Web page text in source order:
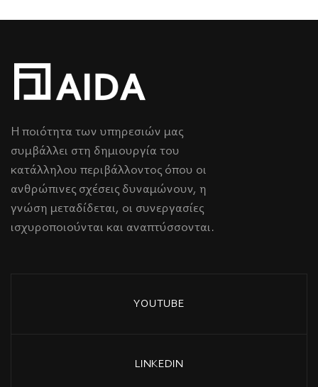
Η ποιότητα των υπηρεσιών μας
συμβάλλει στη δημιουργία του
κατάλληλου περιβάλλοντος όπου οι
ανθρώπινες σχέσεις δυναμώνουν, η
γνώση μεταδίδεται, οι συνεργασίες
ισχυροποιούνται και αναπτύσσονται.
YOUTUBE
LINKEDIN